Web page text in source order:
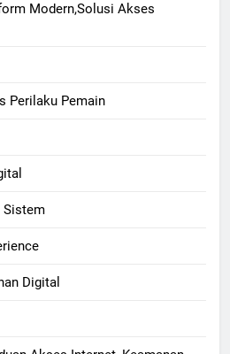
Modern,Solusi Akses
Perilaku Pemain
Sistem
Digital